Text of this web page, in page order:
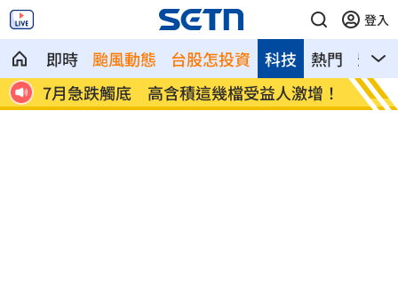
登入
即時 颱風動態 台股怎投資 熱門 影音
科技
7月急跌觸底 高含積這幾檔受益人激增！
白海
曝